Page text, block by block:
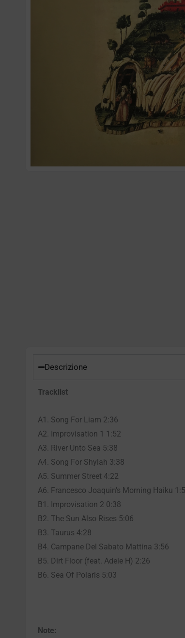
Descrizione
Tracklist
A1. Song For Liam 2:36
A2. Improvisation 1 1:52
A3. River Unto Sea 5:38
A4. Song For Shylah 3:38
A5. Summer Street 4:22
A6. Francesco Joaquin’s Morning Haiku
B1. Improvisation 2 0:38
B2. The Sun Also Rises 5:06
B3. Taurus 4:28
B4. Campane Del Sabato Mattina 3:56
B5. Dirt Floor (feat. Adele H) 2:26
B6. Sea Of Polaris 5:03
Note: